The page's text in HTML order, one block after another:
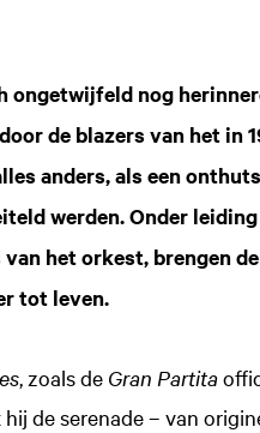
ongetwijfeld nog
de blazers van het in
anders, als een
werden. Onder
het orkest, brengen
tot leven.
, zoals de Gran Partita
de serenade – van